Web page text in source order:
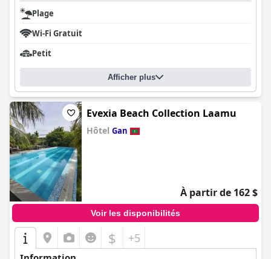
Plage
Wi-Fi Gratuit
Petit
Afficher plus
Evexia Beach Collection Laamu
Hôtel Gan
À partir de 162 $
Voir les disponibilités
$ +5